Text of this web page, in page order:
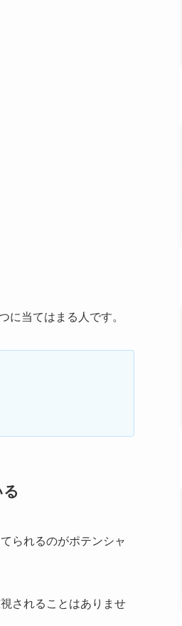
に当てはまる人です。
られるのがポテンシャ
されることはありませ